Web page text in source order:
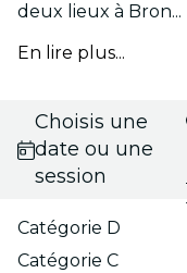
deux lieux à Bron...
En lire plus...
Choisis une
date ou une
session
Catégorie D
Catégorie C